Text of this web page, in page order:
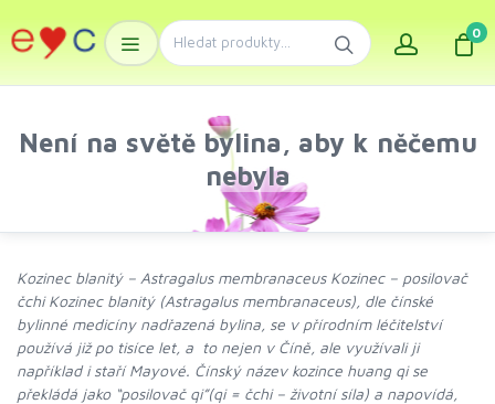
0
Není na světě bylina, aby k něčemu
nebyla
Kozinec blanitý – Astragalus membranaceus Kozinec – posilovač
čchi Kozinec blanitý (Astragalus membranaceus), dle čínské
bylinné medicíny nadřazená bylina, se v přírodním léčitelství
používá již po tisíce let, a to nejen v Číně, ale využívali ji
například i staří Mayové. Čínský název kozince huang qi se
překládá jako “posilovač qi”(qi = čchi – životní síla) a napovídá,